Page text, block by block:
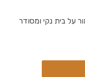
על בית נקי ומסודר